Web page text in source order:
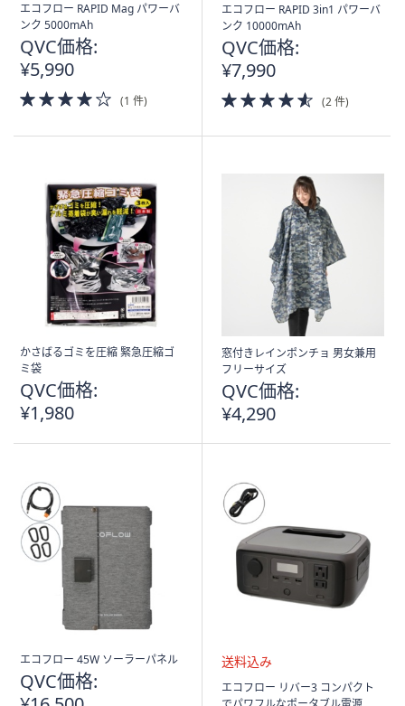
エコフロー RAPID Mag パワーバ
ンク 5000mAh
QVC価格:
¥5,990
4.0
of
(1 件)
エコフロー RAPID 3in1 パワーバ
ンク 10000mAh
QVC価格:
¥7,990
4.5
of
(2 件)
かさばるゴミを圧縮 緊急圧縮ゴ
ミ袋
QVC価格:
¥1,980
窓付きレインポンチョ 男女兼用
フリーサイズ
QVC価格:
¥4,290
エコフロー 45W ソーラーパネル
QVC価格:
送
料
エコフロー リバー3 コンパクト